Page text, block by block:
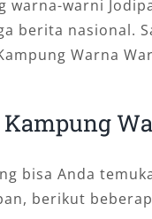
warna-warni
berita nasional.
Warna
bisa Anda
berikut